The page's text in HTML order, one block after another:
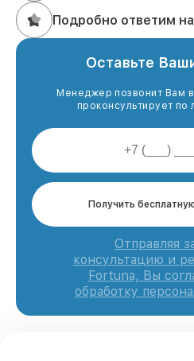
Подробно ответим
Оставьте
Менеджер позвонит Вам
проконсультирует
Получить
Отправляя
консультацию и
Fortuna, Вы
обработку